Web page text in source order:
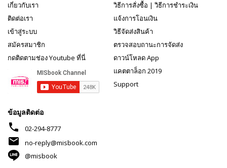
เกี่ยวกับเรา
ติดต่อเรา
เข้าสู่ระบบ
สมัครสมาชิก
กดติดตามช่อง Youtube ที่นี่
วิธีการสั่งซื้อ | วิธีการชำระเงิน
แจ้งการโอนเงิน
วิธีจัดส่งสินค้า
ตรวจสอบถานะการจัดส่ง
ดาวน์โหลด App
แคตตาล็อก 2019
Support
ข้อมูลติดต่อ
phone 02-294-8777
mail
no-reply@misbook.com
@misbook